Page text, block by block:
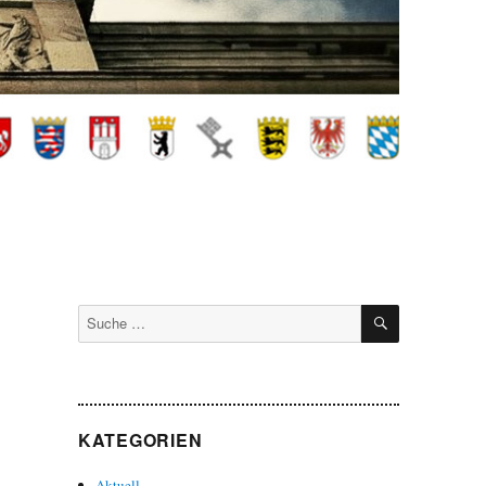
Suche
nach:
SUCHEN
KATEGORIEN